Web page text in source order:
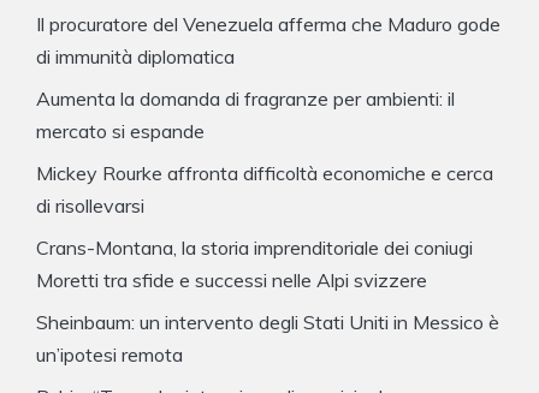
Il procuratore del Venezuela afferma che Maduro gode
di immunità diplomatica
Aumenta la domanda di fragranze per ambienti: il
mercato si espande
Mickey Rourke affronta difficoltà economiche e cerca
di risollevarsi
Crans-Montana, la storia imprenditoriale dei coniugi
Moretti tra sfide e successi nelle Alpi svizzere
Sheinbaum: un intervento degli Stati Uniti in Messico è
un’ipotesi remota